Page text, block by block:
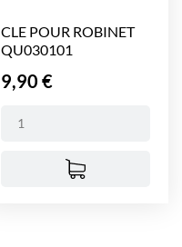
CLE POUR ROBINET
QU030101
Prix
9,90 €